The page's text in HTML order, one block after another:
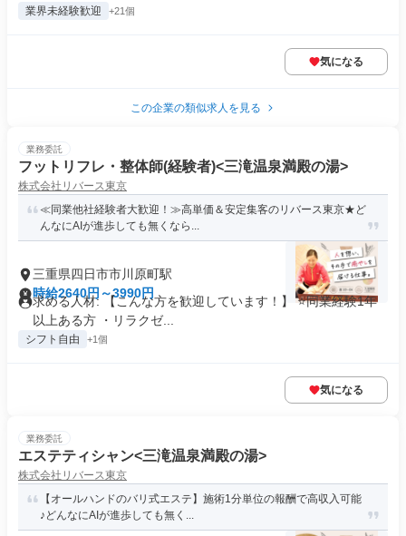
業界未経験歓迎 +21個
気になる
この企業の類似求人を見る
業務委託
フットリフレ・整体師(経験者)<三滝温泉満殿の湯>
株式会社リバース東京
≪同業他社経験者大歓迎！≫高単価＆安定集客のリバース東京★ど
んなにAIが進歩しても無くなら...
三重県四日市市川原町駅
時給2640円～3990円
求める人材: 【こんな方を歓迎しています！】 ⭐️同業経験1年
以上ある方 ・リラクゼ...
シフト自由 +1個
気になる
業務委託
エステティシャン<三滝温泉満殿の湯>
株式会社リバース東京
【オールハンドのバリ式エステ】施術1分単位の報酬で高収入可能
♪どんなにAIが進歩しても無く...